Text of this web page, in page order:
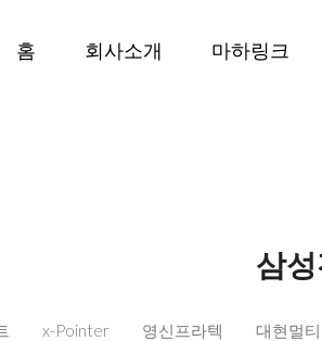
홈 회사소개 마하링크
삼
x-Pointer 영신프라텍 대현멀